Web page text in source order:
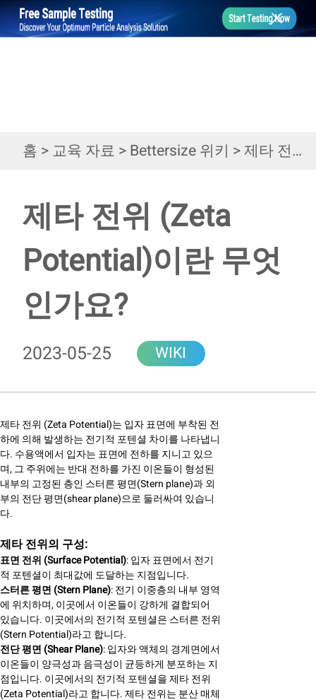
홈 >교육 자료 >Bettersize 위키 >제타 전위 (Zeta Potential)이란 무엇인가요?
제타 전위 (Zeta
Potential)이란 무엇
인가요?
2023-05-25 WIKI
제타 전위 (Zeta Potential)는 입자 표면에 부착된 전
하에 의해 발생하는 전기적 포텐셜 차이를 나타냅니
다. 수용액에서 입자는 표면에 전하를 지니고 있으
며, 그 주위에는 반대 전하를 가진 이온들이 형성된
내부의 고정된 층인 스터른 평면(Stern plane)과 외
부의 전단 평면(shear plane)으로 둘러싸여 있습니
다.
제타 전위의 구성:
표면 전위 (Surface Potential): 입자 표면에서 전기
적 포텐셜이 최대값에 도달하는 지점입니다.
스터른 평면 (Stern Plane): 전기 이중층의 내부 영역
에 위치하며, 이곳에서 이온들이 강하게 결합되어
있습니다. 이곳에서의 전기적 포텐셜은 스터른 전위
(Stern Potential)라고 합니다.
전단 평면 (Shear Plane): 입자와 액체의 경계면에서
이온들이 양극성과 음극성이 균등하게 분포하는 지
점입니다. 이곳에서의 전기적 포텐셜을 제타 전위
(Zeta Potential)라고 합니다. 제타 전위는 분산 매체